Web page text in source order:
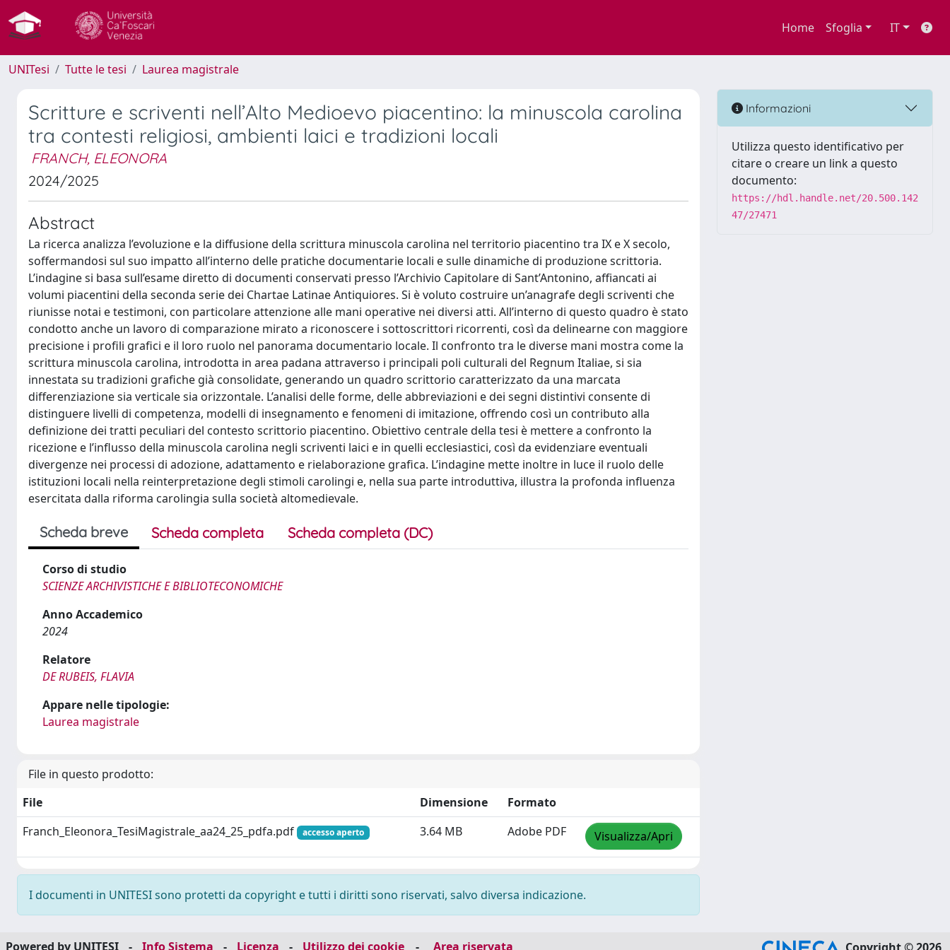
Home Sfoglia IT
UNITesi Tutte le tesi Laurea magistrale
Scritture e scriventi nell’Alto Medioevo piacentino: la minuscola carolina
tra contesti religiosi, ambienti laici e tradizioni locali
FRANCH, ELEONORA
2024/2025
Abstract
La ricerca analizza l’evoluzione e la diffusione della scrittura minuscola carolina nel territorio piacentino tra IX e X secolo,
soffermandosi sul suo impatto all’interno delle pratiche documentarie locali e sulle dinamiche di produzione scrittoria.
L’indagine si basa sull’esame diretto di documenti conservati presso l’Archivio Capitolare di Sant’Antonino, affiancati ai
volumi piacentini della seconda serie dei Chartae Latinae Antiquiores. Si è voluto costruire un’anagrafe degli scriventi che
riunisse notai e testimoni, con particolare attenzione alle mani operative nei diversi atti. All’interno di questo quadro è stato
condotto anche un lavoro di comparazione mirato a riconoscere i sottoscrittori ricorrenti, così da delinearne con maggiore
precisione i profili grafici e il loro ruolo nel panorama documentario locale. Il confronto tra le diverse mani mostra come la
scrittura minuscola carolina, introdotta in area padana attraverso i principali poli culturali del Regnum Italiae, si sia
innestata su tradizioni grafiche già consolidate, generando un quadro scrittorio caratterizzato da una marcata
differenziazione sia verticale sia orizzontale. L’analisi delle forme, delle abbreviazioni e dei segni distintivi consente di
distinguere livelli di competenza, modelli di insegnamento e fenomeni di imitazione, offrendo così un contributo alla
definizione dei tratti peculiari del contesto scrittorio piacentino. Obiettivo centrale della tesi è mettere a confronto la
ricezione e l’influsso della minuscola carolina negli scriventi laici e in quelli ecclesiastici, così da evidenziare eventuali
divergenze nei processi di adozione, adattamento e rielaborazione grafica. L’indagine mette inoltre in luce il ruolo delle
istituzioni locali nella reinterpretazione degli stimoli carolingi e, nella sua parte introduttiva, illustra la profonda influenza
esercitata dalla riforma carolingia sulla società altomedievale.
Scheda breve Scheda completa Scheda completa (DC)
Corso di studio
SCIENZE ARCHIVISTICHE E BIBLIOTECONOMICHE
Anno Accademico
2024
Relatore
DE RUBEIS, FLAVIA
Appare nelle tipologie:
Laurea magistrale
File in questo prodotto:
File
Dimensione
Formato
Franch_Eleonora_TesiMagistrale_aa24_25_pdfa.pdf
accesso aperto 3.64 MB Adobe PDF Visualizza/Apri
I documenti in UNITESI sono protetti da copyright e tutti i diritti sono riservati, salvo diversa indicazione.
Informazioni
Utilizza questo identificativo per
citare o creare un link a questo
documento:
https://hdl.handle.net/20.500.142
47/27471
Powered by UNITESI - Info Sistema - Licenza - Utilizzo dei cookie - Area riservata